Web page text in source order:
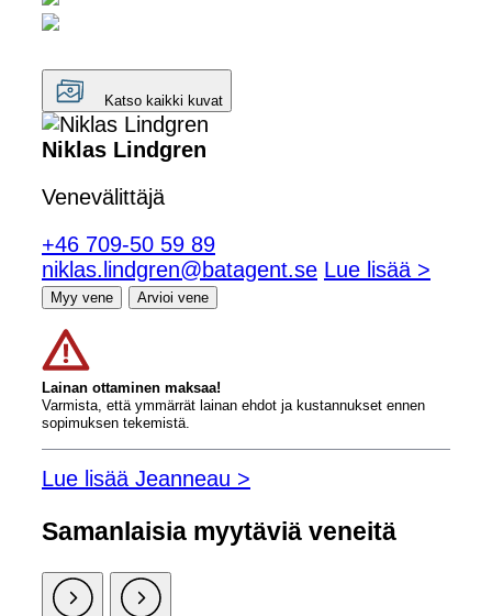
Katso kaikki kuvat
Niklas Lindgren
Venevälittäjä
+46 709-50 59 89
niklas.lindgren@batagent.se Lue lisää >
Myy vene Arvioi vene
Lainan ottaminen maksaa!
Varmista, että ymmärrät lainan ehdot ja kustannukset ennen
sopimuksen tekemistä.
Lue lisää Jeanneau >
Samanlaisia ​​myytäviä veneitä